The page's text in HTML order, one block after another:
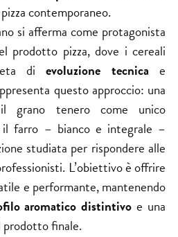
contemporaneo.
si afferma come protagonista
prodotto pizza, dove i cereali
dievoluzione tecnica e
questo approccio: una
grano tenero come unico
il farro – bianco e integrale –
studiata per rispondere alle
L’obiettivo è offrire
e performante, mantenendo
aromatico distintivo e una
prodotto finale.